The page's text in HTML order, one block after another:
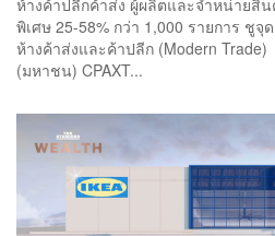
พิเศษ 25-58% กว่า 1,000 รายการ ชู
ห้างค้าส่งและค้าปลีก (Modern
(มหาชน) CPAXT...